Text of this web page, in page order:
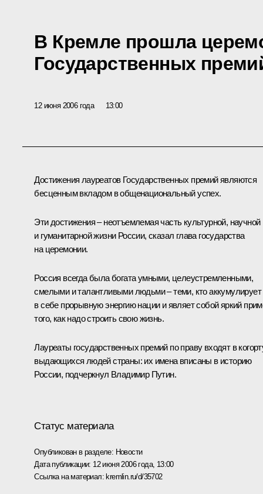
В Кремле прошла
Государственных
12 июня 2006 года 13:00
Достижения лауреатов Государственных премий являются
бесценным вкладом в общенациональный успех.
Эти достижения – неотъемлемая часть культурной, научной
и гуманитарной жизни России, сказал глава государства
на церемонии.
Россия всегда была богата умными, целеустремленными,
смелыми и талантливыми людьми – теми, кто аккумулирует
в себе прорывную энергию нации и являет собой яркий
того, как надо строить свою жизнь.
Лауреаты государственных премий по праву входят в
выдающихся людей страны: их имена вписаны в историю
России, подчеркнул Владимир Путин.
Статус материала
Опубликован в разделе: Новости
Дата публикации: 12 июня 2006 года, 13:00
Ссылка на материал:kremlin.ru/d/35702